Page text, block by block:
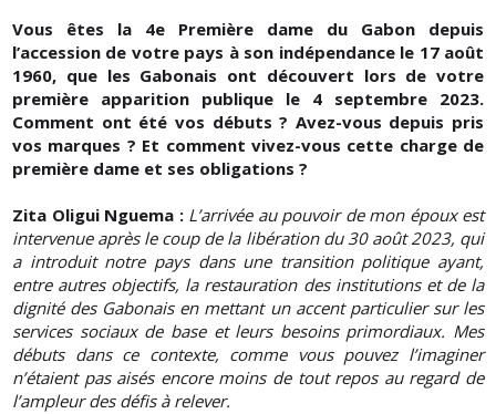
Vous êtes la 4e Première dame du Gabon depuis
l’accession de votre pays à son indépendance le 17 août
1960, que les Gabonais ont découvert lors de votre
première apparition publique le 4 septembre 2023.
Comment ont été vos débuts ? Avez-vous depuis pris
vos marques ? Et comment vivez-vous cette charge de
première dame et ses obligations ?
Zita Oligui Nguema :L’arrivée au pouvoir de mon époux est
intervenue après le coup de la libération du 30 août 2023, qui
a introduit notre pays dans une transition politique ayant,
entre autres objectifs, la restauration des institutions et de la
dignité des Gabonais en mettant un accent particulier sur les
services sociaux de base et leurs besoins primordiaux. Mes
débuts dans ce contexte, comme vous pouvez l’imaginer
n’étaient pas aisés encore moins de tout repos au regard de
l’ampleur des défis à relever.